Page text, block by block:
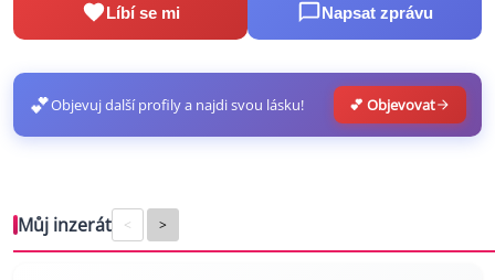
Líbí se mi Napsat zprávu
💕Objevuj další profily a najdi svou lásku! 💕 Objevovat
Můj inzerát < >